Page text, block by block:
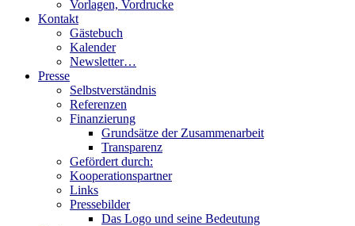
Vorlagen, Vordrucke
Kontakt
Gästebuch
Kalender
Newsletter…
Presse
Selbstverständnis
Referenzen
Finanzierung
Grundsätze der Zusammenarbeit
Transparenz
Gefördert durch:
Kooperationspartner
Links
Pressebilder
Das Logo und seine Bedeutung